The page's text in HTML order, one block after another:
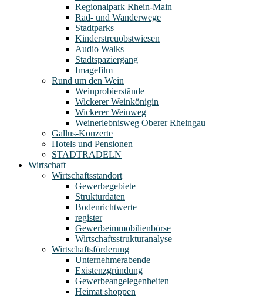
Regionalpark Rhein-Main
Rad- und Wanderwege
Stadtparks
Kinderstreuobstwiesen
Audio Walks
Stadtspaziergang
Imagefilm
Rund um den Wein
Weinprobierstände
Wickerer Weinkönigin
Wickerer Weinweg
Weinerlebnisweg Oberer Rheingau
Gallus-Konzerte
Hotels und Pensionen
STADTRADELN
Wirtschaft
Wirtschaftsstandort
Gewerbegebiete
Strukturdaten
Bodenrichtwerte
register
Gewerbeimmobilienbörse
Wirtschaftsstrukturanalyse
Wirtschaftsförderung
Unternehmerabende
Existenzgründung
Gewerbeangelegenheiten
Heimat shoppen